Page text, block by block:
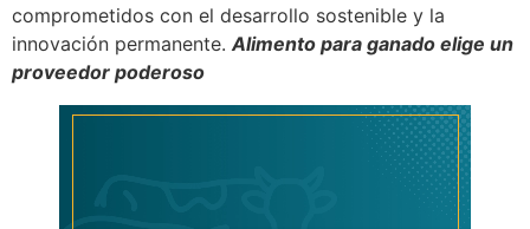
comprometidos con el desarrollo sostenible y la
innovación permanente. Alimento para ganado elige un
proveedor poderoso